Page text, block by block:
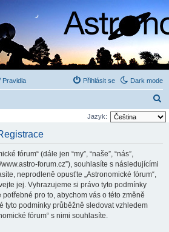
Dark mode
Pravidla Přihlásit se
l
Jazyk:
fórum“ (dále jen “my”, “naše”, “nás”,
www.astro-forum.cz”), souhlasíte s následujícími
neprodleně opusťte „Astronomické fórum“,
jej. Vyhrazujeme si právo tyto podmínky
pro to, abychom vás o této změně
tyto podmínky průběžně sledovat vzhledem
fórum“ s nimi souhlasíte.